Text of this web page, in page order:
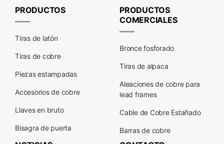
PRODUCTOS
Tiras de latón
Tiras de cobre
Piezas estampadas
Accesorios de cobre
Llaves en bruto
Bisagra de puerta
PRODUCTOS
COMERCIALES
Bronce fosforado
Tiras de alpaca
Aleaciones de cobre para
lead frames
Cable de Cobre Estañado
Barras de cobre